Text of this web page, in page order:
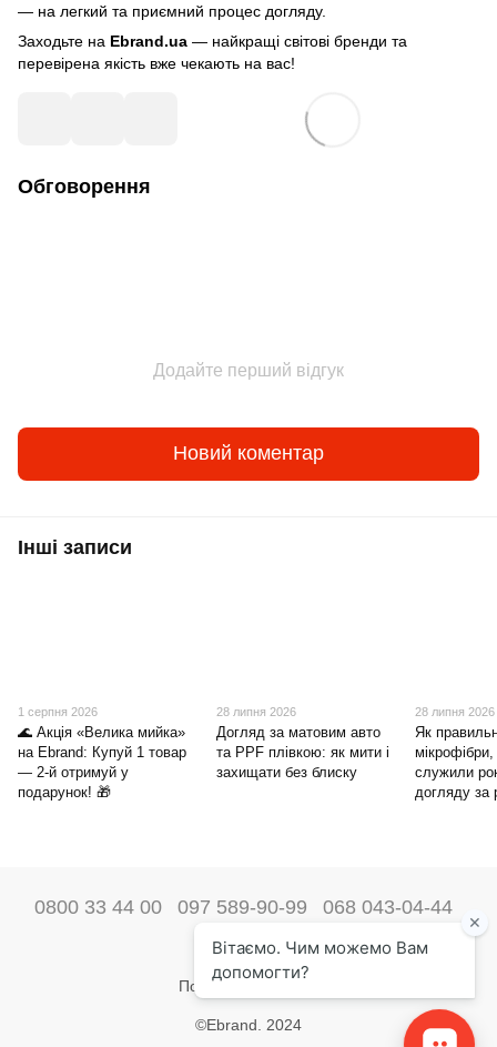
— на легкий та приємний процес догляду.
Заходьте на Ebrand.ua — найкращі світові бренди та
перевірена якість вже чекають на вас!
Обговорення
Додайте перший відгук
Новий коментар
Інші записи
1 серпня 2026
🌊 Акція «Велика мийка»
на Ebrand: Купуй 1 товар
— 2-й отримуй у
подарунок! 🎁
28 липня 2026
Догляд за матовим авто
та PPF плівкою: як мити і
захищати без блиску
28 липня 2026
Як
служили
догляду за
0800 33 44 00 097 589-90-99 068 043-04-44
Наші контакти
Повна версія сайту
©Ebrand. 2024